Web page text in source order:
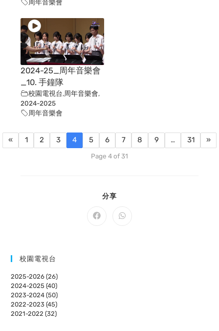
周年音樂會
2024-25_周年音樂會
_10. 手鐘隊
校園電視台,周年音樂會,
2024-2025
周年音樂會
« 1 2 3 4 5 6 7 8 9 … 31 »
Page 4 of 31
分享
CONTENT
Opens
Opens
校園電視台
2025-2026 (26)
2024-2025 (40)
2023-2024 (50)
2022-2023 (45)
2021-2022 (32)